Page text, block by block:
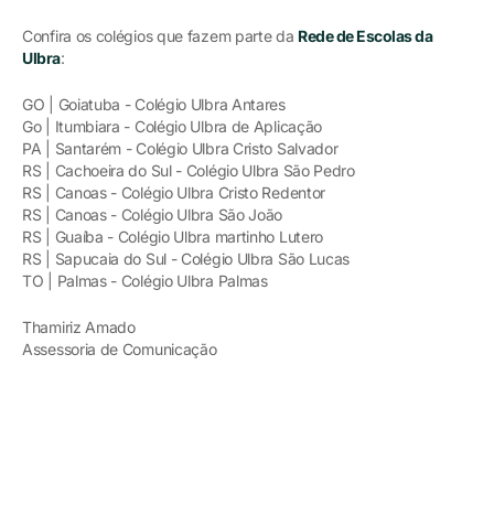
Confira os colégios que fazem parte da Rede de Escolas da
Ulbra:
GO | Goiatuba - Colégio Ulbra Antares
Go | Itumbiara - Colégio Ulbra de Aplicação
PA | Santarém - Colégio Ulbra Cristo Salvador
RS | Cachoeira do Sul - Colégio Ulbra São Pedro
RS | Canoas - Colégio Ulbra Cristo Redentor
RS | Canoas - Colégio Ulbra São João
RS | Guaíba - Colégio Ulbra martinho Lutero
RS | Sapucaia do Sul - Colégio Ulbra São Lucas
TO | Palmas - Colégio Ulbra Palmas
Thamiriz Amado
Assessoria de Comunicação